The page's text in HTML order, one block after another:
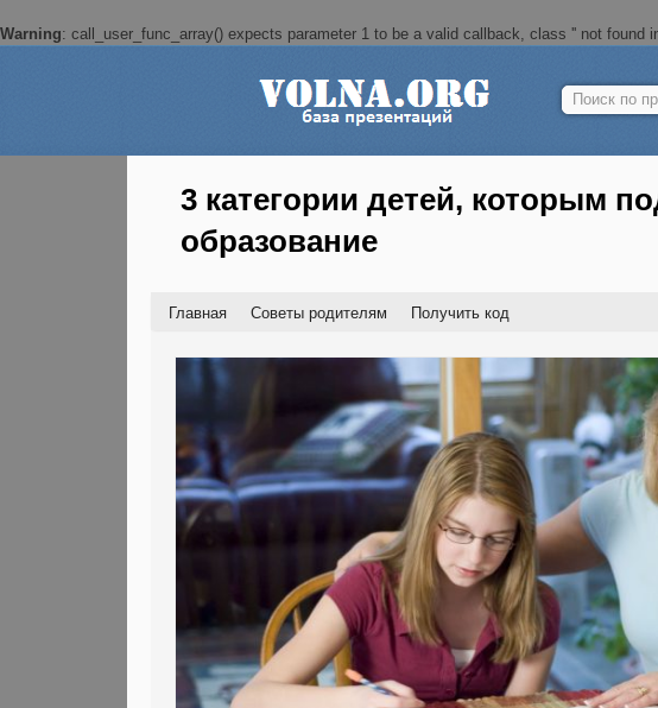
Warning: call_user_func_array() expects parameter 1 to be a valid callback, class '' not found
Найти:
3 категории детей, которым
образование
Главная Советы родителям Получить код